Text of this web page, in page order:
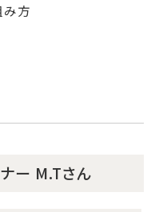
み方
ー M.Tさん